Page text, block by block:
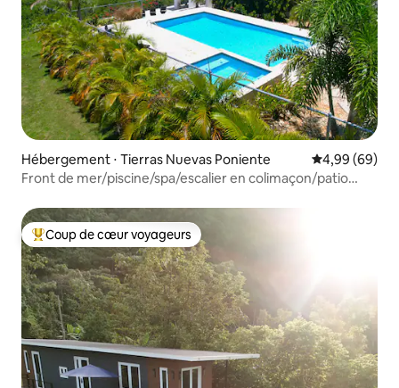
Hébergement ⋅ Tierras Nuevas Poniente Évaluation
4,99 (69)
Front de mer/piscine/spa/escalier en colimaçon/patio
Coups de cœur voyageurs les plus appréciés
Coup de cœur voyageurs